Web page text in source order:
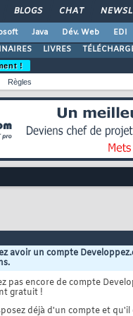
BLOGS CHAT
Java Dév. Web EDI
LIVRES
!
Règles
avoir un compte
pas encore de compte
gratuit !
déjà d'un compte et